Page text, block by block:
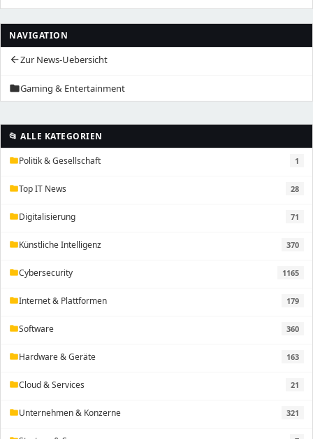
NAVIGATION
arrow_backZur News-Uebersicht
folderGaming & Entertainment
📂 ALLE KATEGORIEN
folderPolitik & Gesellschaft 1
folderTop IT News 28
folderDigitalisierung 71
folderKünstliche Intelligenz 370
folderCybersecurity 1165
folderInternet & Plattformen 179
folderSoftware 360
folderHardware & Geräte 163
folderCloud & Services 21
folderUnternehmen & Konzerne 321